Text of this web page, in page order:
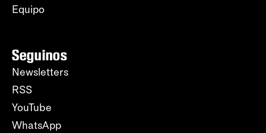
Equipo
Seguinos
Newsletters
RSS
YouTube
WhatsApp